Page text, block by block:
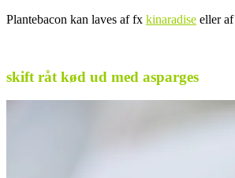
Plantebacon kan laves af fx kinaradise eller af
skift råt kød ud med asparges